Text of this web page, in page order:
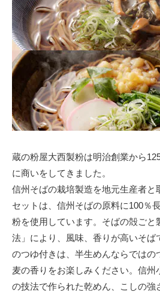
蔵の粉屋大西製粉は明治創業から
に商いをしてきました。
信州そばの栽培製造を地元生産者と
セットは、信州そばの原料に100％
粉を使用しています。そばの殻ごと
法」により、風味、香りが高いそば
のつゆ付きは、半生めんならではの
麦の香りをお楽しみください。信州
の技法で作られた乾めん、こしの強